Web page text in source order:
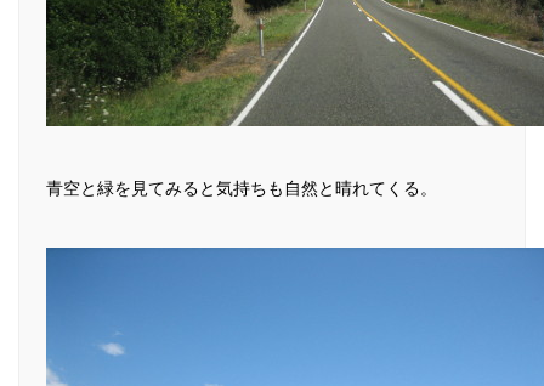
青空と緑を見てみると気持ちも自然と晴れてくる。